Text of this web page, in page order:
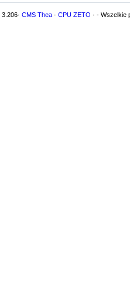
CMS Thea · CPU ZETO · - Wszelkie